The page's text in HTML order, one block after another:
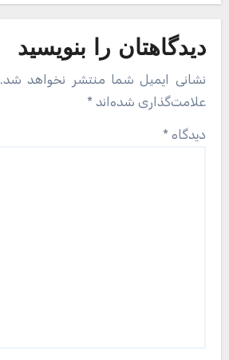
دیدگاهتان را بنویسید
نشانی ایمیل شما منتشر نخواهد شد.
علامت‌گذاری شده‌اند *
دیدگاه *